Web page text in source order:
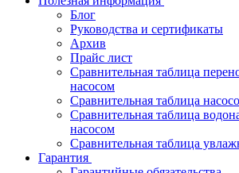
Блог
Руководства и сертификаты
Архив
Прайс лист
Сравнительная таблица
насосом
Сравнительная таблица
Сравнительная таблица
насосом
Сравнительная таблица
Гарантия